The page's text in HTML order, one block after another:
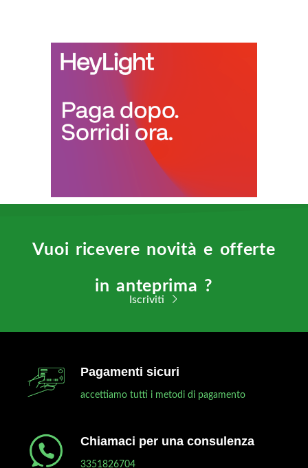
Vuoi ricevere novità e offerte
in anteprima ?
Iscriviti
Pagamenti sicuri
accettiamo tutti i metodi di pagamento
Chiamaci per una consulenza
3351826704